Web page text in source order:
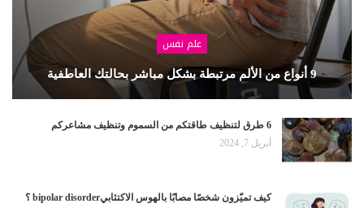
علم نفس
9 أنواع من الألم مرتبطة بشكل مباشر بحالتك العاطفية
6 طرق لتنظيف طاقتكم من السموم وتنظيف مشاعركم
أبريل 7, 2024
كيف تميّزون شخصًا مصابًا بالهوس الاكتئابيbipolar disorder ؟